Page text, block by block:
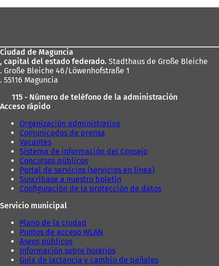
pies
Ciudad de Maguncia
, capital del estado federado. Stadthaus de Große Bleiche
. Große Bleiche 46/Löwenhofstraße 1
. 55116 Maguncia
115 - Número de teléfono de la administración
Acceso rápido
Organización administrativa
Comunicados de prensa
Vacantes
Sistema de información del Consejo
Concursos públicos
Portal de servicios (servicios en línea)
Suscríbase a nuestro boletín
Configuración de la protección de datos
Servicio municipal
Plano de la ciudad
Puntos de acceso WLAN
Aseos públicos
Información sobre horarios
Guía de lactancia y cambio de pañales